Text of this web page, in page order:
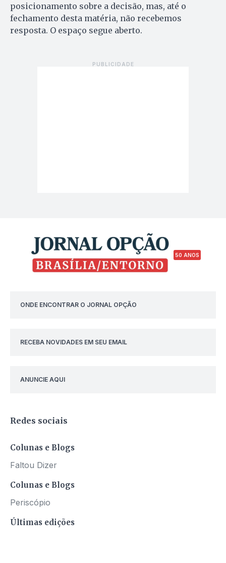
posicionamento sobre a decisão, mas, até o
fechamento desta matéria, não recebemos
resposta. O espaço segue aberto.
50 ANOS
ONDE ENCONTRAR O JORNAL OPÇÃO
RECEBA NOVIDADES EM SEU EMAIL
ANUNCIE AQUI
Redes sociais
Colunas e Blogs
Faltou Dizer
Colunas e Blogs
Periscópio
Últimas edições